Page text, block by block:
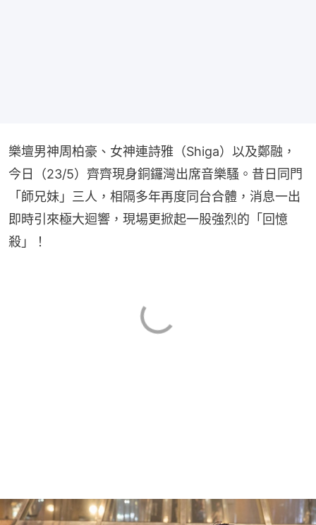
樂壇男神周柏豪、女神連詩雅（Shiga）以及鄭融，
今日（23/5）齊齊現身銅鑼灣出席音樂騷。昔日同門
「師兄妹」三人，相隔多年再度同台合體，消息一出
即時引來極大迴響，現場更掀起一股強烈的「回憶
殺」！